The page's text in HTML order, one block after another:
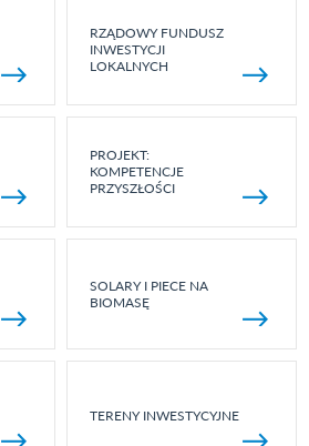
RZĄDOWY FUNDUSZ
INWESTYCJI
LOKALNYCH
PROJEKT:
KOMPETENCJE
PRZYSZŁOŚCI
SOLARY I PIECE NA
BIOMASĘ
TERENY INWESTYCYJNE